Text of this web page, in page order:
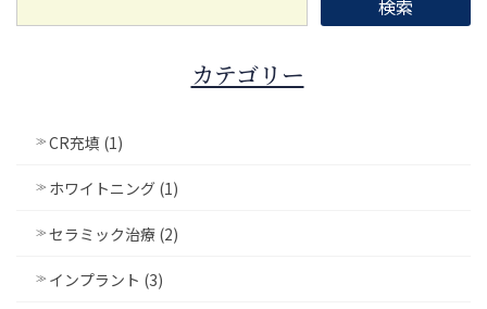
カテゴリー
CR充填 (1)
ホワイトニング (1)
セラミック治療 (2)
インプラント (3)